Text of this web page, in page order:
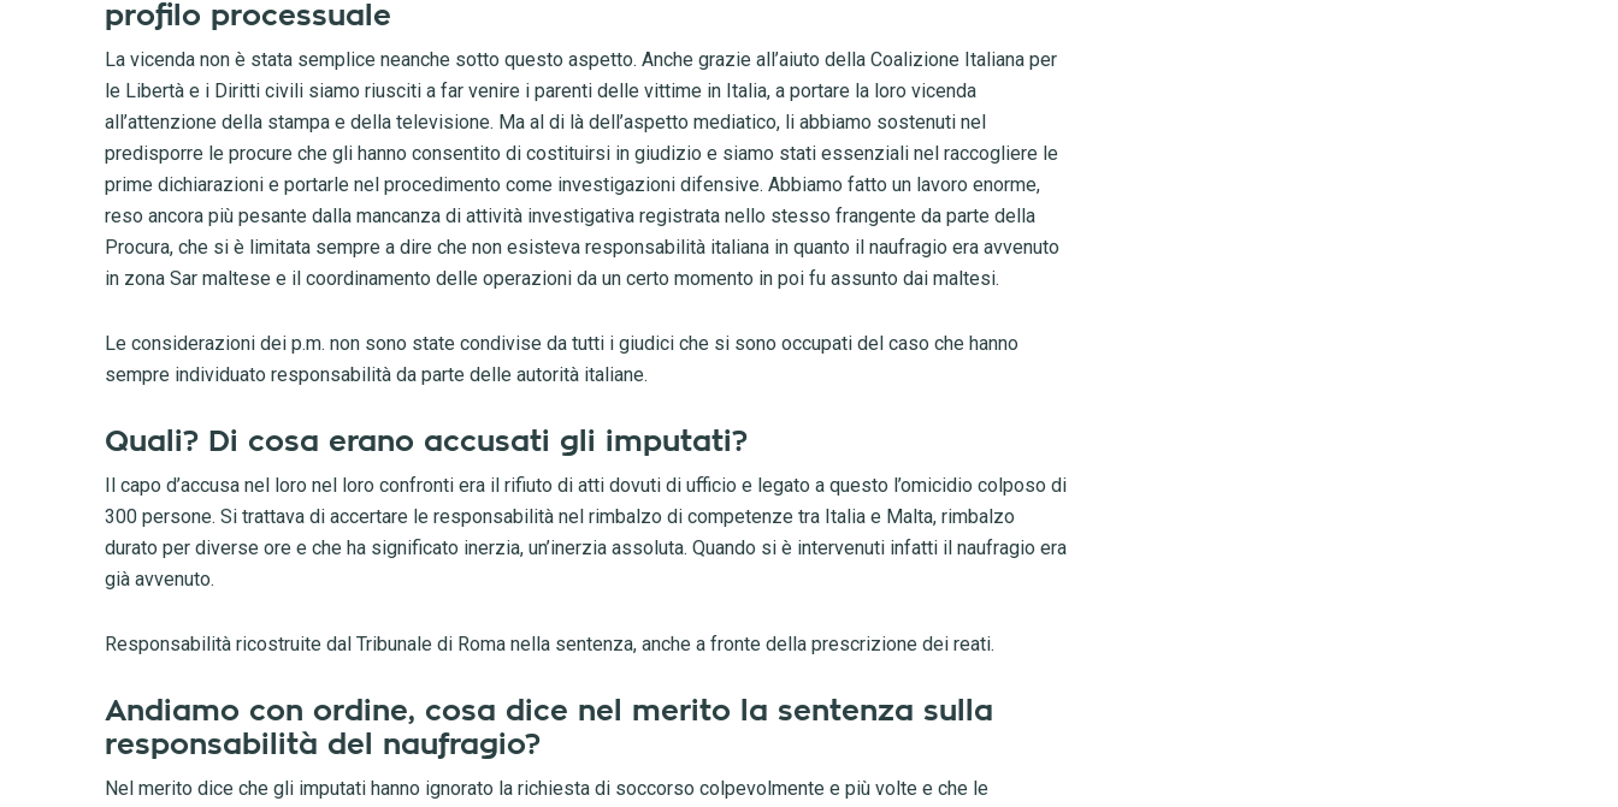
profilo processuale
La vicenda non è stata semplice neanche sotto questo aspetto. Anche grazie all’aiuto della Coalizione Italiana per
le Libertà e i Diritti civili siamo riusciti a far venire i parenti delle vittime in Italia, a portare la loro vicenda
all’attenzione della stampa e della televisione. Ma al di là dell’aspetto mediatico, li abbiamo sostenuti nel
predisporre le procure che gli hanno consentito di costituirsi in giudizio e siamo stati essenziali nel raccogliere le
prime dichiarazioni e portarle nel procedimento come investigazioni difensive. Abbiamo fatto un lavoro enorme,
reso ancora più pesante dalla mancanza di attività investigativa registrata nello stesso frangente da parte della
Procura, che si è limitata sempre a dire che non esisteva responsabilità italiana in quanto il naufragio era avvenuto
in zona Sar maltese e il coordinamento delle operazioni da un certo momento in poi fu assunto dai maltesi.
Le considerazioni dei p.m. non sono state condivise da tutti i giudici che si sono occupati del caso che hanno
sempre individuato responsabilità da parte delle autorità italiane.
Quali? Di cosa erano accusati gli imputati?
Il capo d’accusa nel loro nel loro confronti era il rifiuto di atti dovuti di ufficio e legato a questo l’omicidio colposo di
300 persone. Si trattava di accertare le responsabilità nel rimbalzo di competenze tra Italia e Malta, rimbalzo
durato per diverse ore e che ha significato inerzia, un’inerzia assoluta. Quando si è intervenuti infatti il naufragio era
già avvenuto.
Responsabilità ricostruite dal Tribunale di Roma nella sentenza, anche a fronte della prescrizione dei reati.
Andiamo con ordine, cosa dice nel merito la sentenza sulla
responsabilità del naufragio?
Nel merito dice che gli imputati hanno ignorato la richiesta di soccorso colpevolmente e più volte e che le